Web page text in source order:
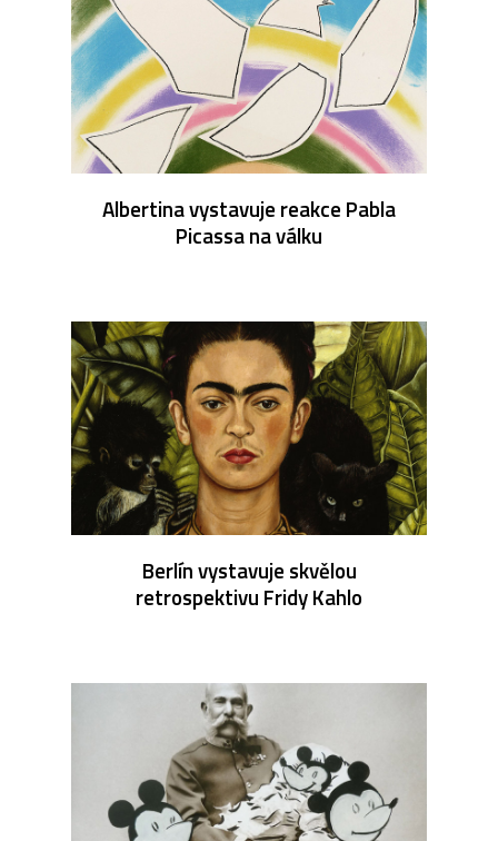
Albertina vystavuje reakce Pabla
Picassa na válku
Berlín vystavuje skvělou
retrospektivu Fridy Kahlo